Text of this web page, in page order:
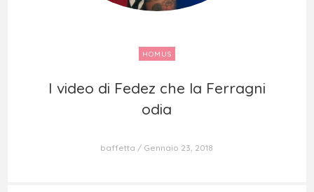
HOMUS
I video di Fedez che la Ferragni
odia
I video di Fedez che la Ferragni
odia
baffetta Gennaio 23, 2018